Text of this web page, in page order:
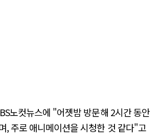
노컷뉴스에 "어젯밤 방문해 2시간 동안
, 주로 애니메이션을 시청한 것 같다"고